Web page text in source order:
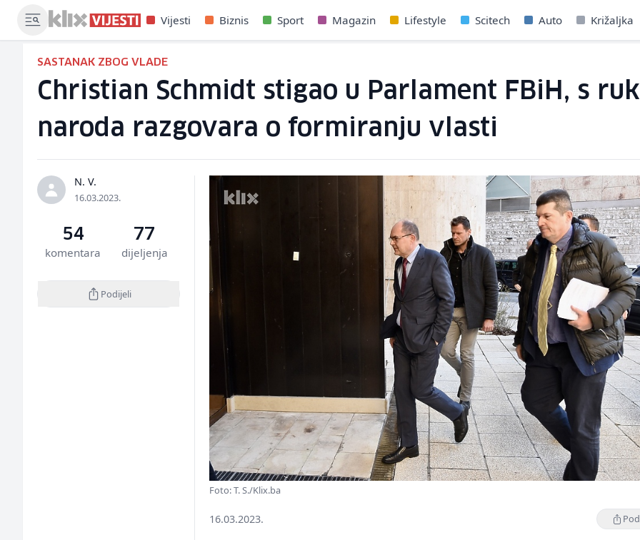
Vijesti Biznis Sport Magazin Lifestyle Scitech Auto Križaljka
SASTANAK ZBOG VLADE
Christian Schmidt stigao u Parlament FBiH, s
naroda razgovara o formiranju vlasti
N. V.
16.03.2023.
54
komentara
77
dijeljenja
Podijeli
Foto: T. S./Klix.ba
16.03.2023.